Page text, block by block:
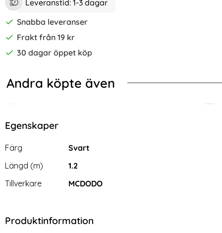
Leveranstid: 1-3 dagar
Snabba leveranser
Frakt från 19 kr
30 dagar öppet köp
Andra köpte även
Snabbladdningskabel Svart
2 m 66W/6A USB-C Kabel UltraBoost Grå
Egenskaper
Egenskaper/attribut för denna produkt
Attribut
Färg
Svart
Längd (m)
1.2
Tillverkare
MCDODO
Produktinformation